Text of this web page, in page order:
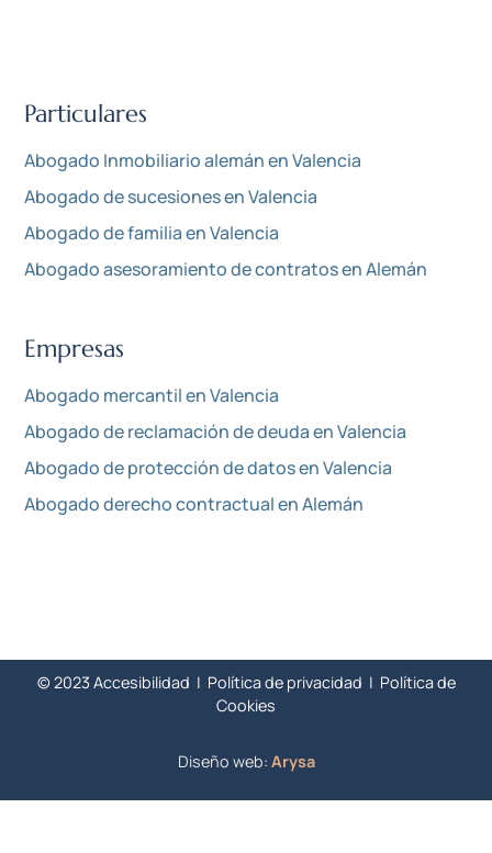
Particulares
Abogado Inmobiliario alemán en Valencia
Abogado de sucesiones en Valencia
Abogado de familia en Valencia
Abogado asesoramiento de contratos en Alemán
Empresas
Abogado mercantil en Valencia
Abogado de reclamación de deuda en Valencia
Abogado de protección de datos en Valencia
Abogado derecho contractual en Alemán
© 2023 Accesibilidad | Política de privacidad | Política de
Cookies
Diseño web: Arysa